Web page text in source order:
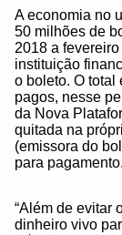
A economia no
50 milhões de
2018 a
instituição
o boleto. O total
pagos, nesse
da Nova
quitada na
(emissora do
para pagamento.
“Além de evitar
dinheiro vivo